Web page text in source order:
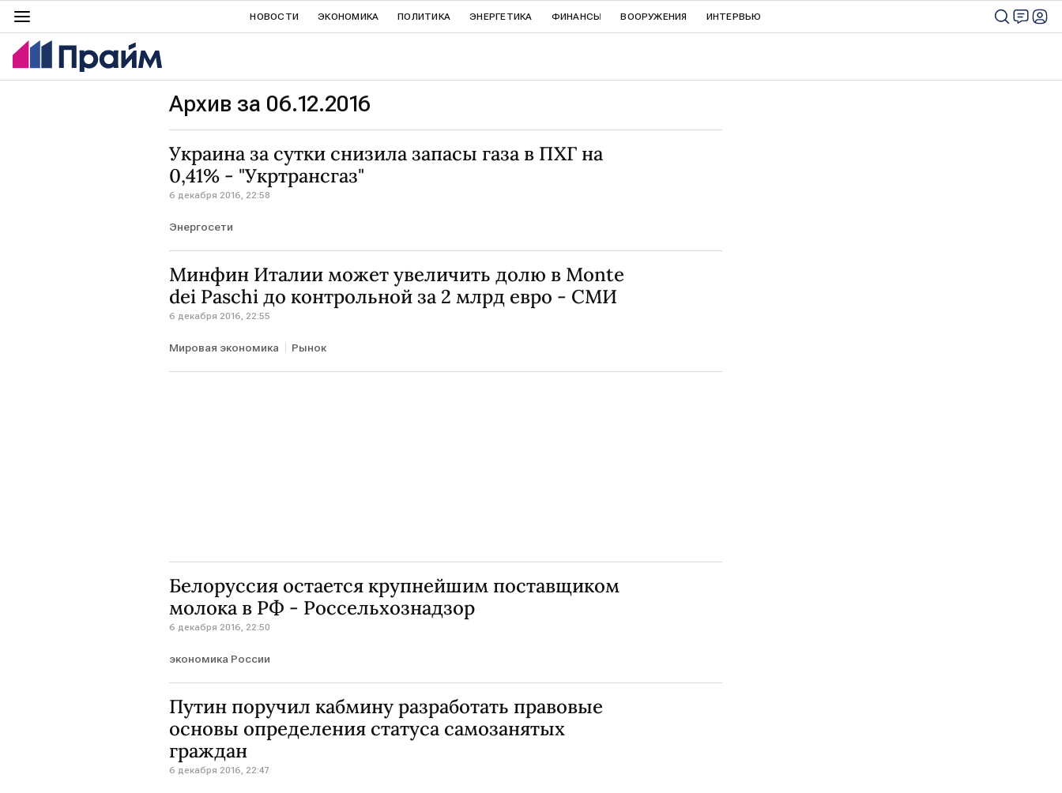
НОВОСТИ ЭКОНОМИКА ПОЛИТИКА ЭНЕРГЕТИКА ФИНАНСЫ ВООРУЖЕНИЯ ИНТЕРВЬЮ
Архив за 06.12.2016
Украина за сутки снизила запасы газа в ПХГ на
0,41% - "Укртрансгаз"
6 декабря 2016, 22:58
Энергосети
Минфин Италии может увеличить долю в Monte
dei Paschi до контрольной за 2 млрд евро - СМИ
6 декабря 2016, 22:55
Мировая экономика Рынок
Белоруссия остается крупнейшим поставщиком
молока в РФ - Россельхознадзор
6 декабря 2016, 22:50
экономика России
Путин поручил кабмину разработать правовые
основы определения статуса самозанятых
граждан
6 декабря 2016, 22:47